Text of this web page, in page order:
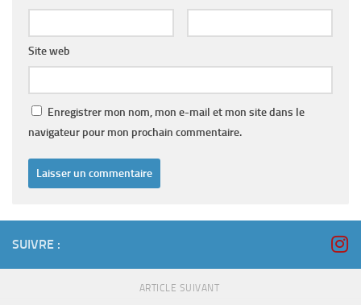
Site web
Enregistrer mon nom, mon e-mail et mon site dans le
navigateur pour mon prochain commentaire.
SUIVRE :
ARTICLE SUIVANT